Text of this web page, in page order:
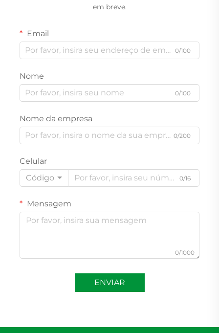
em breve.
Email
0/100
Nome
0/100
Nome da empresa
0/200
Celular
Código
0/16
Mensagem
0/1000
ENVIAR